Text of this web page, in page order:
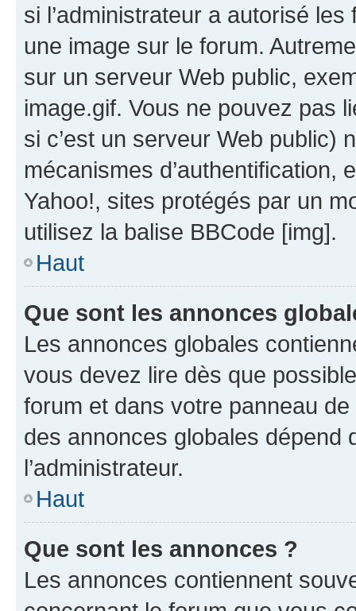
si l’administrateur a autorisé
une image sur le forum.
sur un serveur Web public,
image.gif. Vous ne pouvez pas
si c’est un serveur Web public)
mécanismes d’authentification,
Yahoo!, sites protégés par un
utilisez la balise BBCode [img].
Haut
Que sont les annonces
Les annonces globales
vous devez lire dès que
forum et dans votre panneau
des annonces globales dépend
l’administrateur.
Haut
Que sont les annonces ?
Les annonces contiennent